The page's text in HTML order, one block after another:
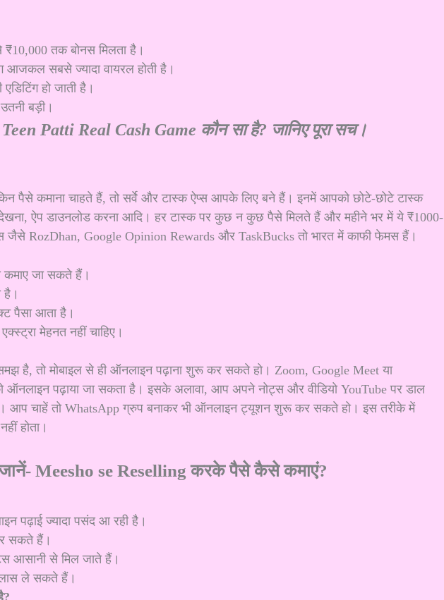
तक बोनस मिलता है।
आजकल सबसे ज्यादा वायरल होती है।
हो जाती है।
बड़ी।
Teen Patti Real Cash Game कौन सा है? जानिए पूरा सच।
पैसे कमाना चाहते हैं, तो सर्वे और टास्क ऐप्स आपके लिए बने हैं। इनमें आपको छोटे-छोटे टास्क
देखना, ऐप डाउनलोड करना आदि। हर टास्क पर कुछ न कुछ पैसे मिलते हैं और महीने भर में ये ₹1000-
RozDhan, Google Opinion Rewards और TaskBucks तो भारत में काफी फेमस हैं।
कमाए जा सकते हैं।
है।
पैसा आता है।
मेहनत नहीं चाहिए।
है, तो मोबाइल से ही ऑनलाइन पढ़ाना शुरू कर सकते हो। Zoom, Google Meet या
पढ़ाया जा सकता है। इसके अलावा, आप अपने नोट्स और वीडियो YouTube पर डाल
आप चाहें तो WhatsApp ग्रुप बनाकर भी ऑनलाइन ट्यूशन शुरू कर सकते हो। इस तरीके में
होता।
Meesho se Reselling करके पैसे कैसे कमाएं?
पढ़ाई ज्यादा पसंद आ रही है।
सकते हैं।
आसानी से मिल जाते हैं।
ले सकते हैं।